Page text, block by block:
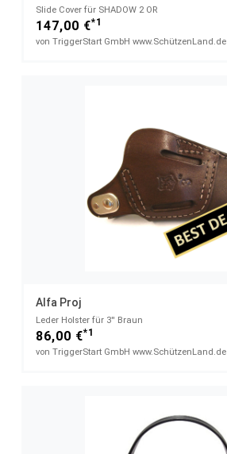
Slide Cover für SHADOW 2 OR
147,00 €*1
von TriggerStart GmbH www.SchützenLand.de
Alfa Proj
Leder Holster für 3'' Braun
86,00 €*1
von TriggerStart GmbH www.SchützenLand.de